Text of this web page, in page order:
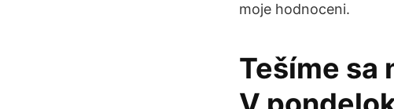
moje hodnoceni.
Tešíme sa